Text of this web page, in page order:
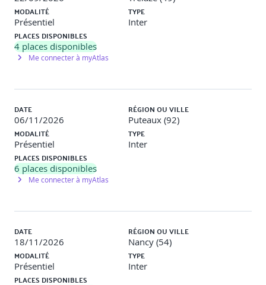
MODALITÉ
Présentiel
TYPE
Inter
PLACES DISPONIBLES
4 places disponibles
Me connecter à myAtlas
DATE
06/11/2026
RÉGION OU VILLE
Puteaux (92)
MODALITÉ
Présentiel
TYPE
Inter
PLACES DISPONIBLES
6 places disponibles
Me connecter à myAtlas
DATE
18/11/2026
RÉGION OU VILLE
Nancy (54)
MODALITÉ
Présentiel
TYPE
Inter
PLACES DISPONIBLES